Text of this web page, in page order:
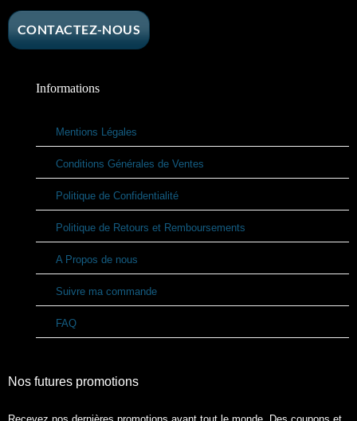
CONTACTEZ-NOUS
Informations
Mentions Légales
Conditions Générales de Ventes
Politique de Confidentialité
Politique de Retours et Remboursements
A Propos de nous
Suivre ma commande
FAQ
Nos futures promotions